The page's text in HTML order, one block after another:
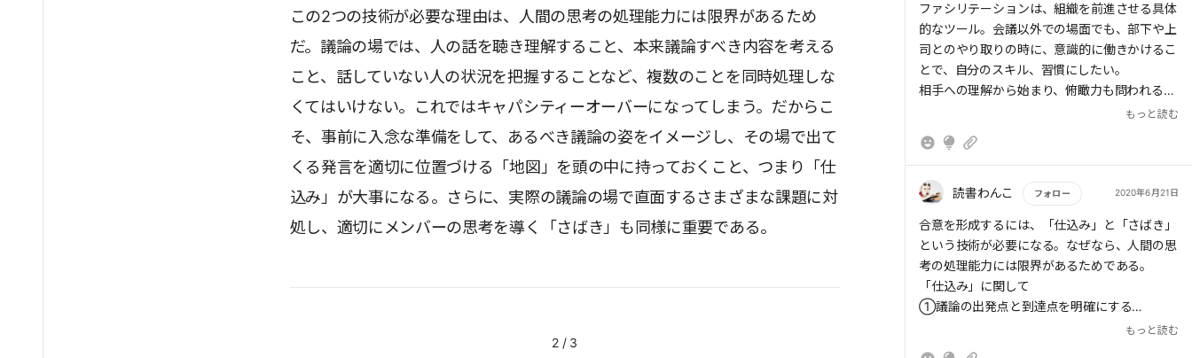
この2つの技術が必要な理由は、人間の思考の処理能力には限界があるため
だ。議論の場では、人の話を聴き理解すること、本来議論すべき内容を考える
こと、話していない人の状況を把握することなど、複数のことを同時処理しな
くてはいけない。これではキャパシティーオーバーになってしまう。だからこ
そ、事前に入念な準備をして、あるべき議論の姿をイメージし、その場で出て
くる発言を適切に位置づける「地図」を頭の中に持っておくこと、つまり「仕
込み」が大事になる。さらに、実際の議論の場で直面するさまざまな課題に対
処し、適切にメンバーの思考を導く「さばき」も同様に重要である。
2/ 3
もっと読む
ファシリテーションは、組織を前進させる具体
的なツール。会議以外での場面でも、部下や上
司とのやり取りの時に、意識的に働きかけるこ
とで、自分のスキル、習慣にしたい。
相手への理解から始まり、俯瞰力も問われる。
発言中の事務局分に酔いしれるのではなく、そ
もっと読む
読書わんこ フォロー 2020年6月21日
もっと読む
合意を形成するには、「仕込み」と「さばき」
という技術が必要になる。なぜなら、人間の思
考の処理能力には限界があるためである。
「仕込み」に関して
①議論の出発点と到達点を明確にする
「この議論が終わった時点で、参加者と自分が
もっと読む